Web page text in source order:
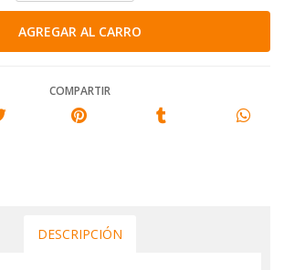
COMPARTIR
DESCRIPCIÓN